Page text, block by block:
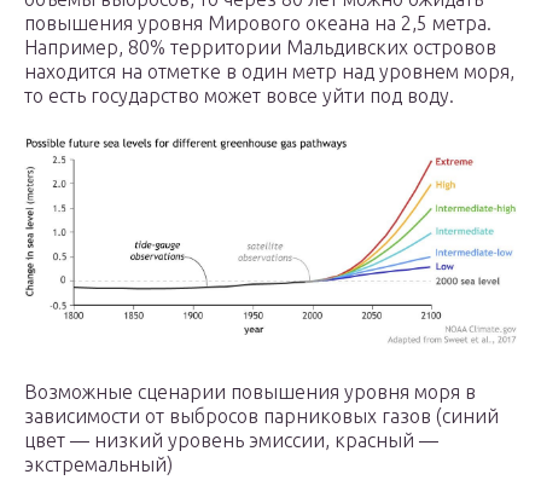
повышения уровня Мирового океана на 2,5 метра.
Например, 80% территории Мальдивских островов
находится на отметке в один метр над уровнем моря,
то есть государство может вовсе уйти под воду.
Возможные сценарии повышения уровня моря в
зависимости от выбросов парниковых газов (синий
цвет — низкий уровень эмиссии, красный —
экстремальный)